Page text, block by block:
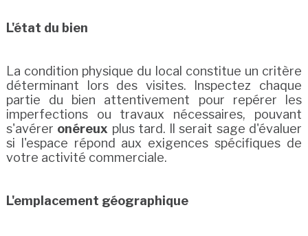
L'état du bien
La condition physique du local constitue un critère
déterminant lors des visites. Inspectez chaque
partie du bien attentivement pour repérer les
imperfections ou travaux nécessaires, pouvant
s'avérer onéreux plus tard. Il serait sage d'évaluer
si l'espace répond aux exigences spécifiques de
votre activité commerciale.
L'emplacement géographique